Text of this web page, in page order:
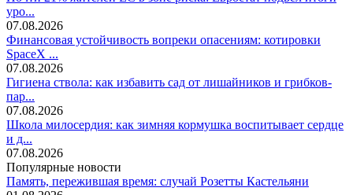
уро...
07.08.2026
Финансовая устойчивость вопреки опасениям: котировки
SpaceX ...
07.08.2026
Гигиена ствола: как избавить сад от лишайников и грибков-
пар...
07.08.2026
Школа милосердия: как зимняя кормушка воспитывает сердце
и д...
07.08.2026
Популярные новости
Память, пережившая время: случай Розетты Кастельяни